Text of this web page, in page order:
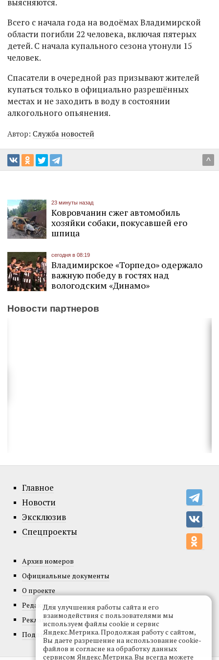
Всего с начала года на водоёмах Владимирской
области погибли 22 человека, включая пятерых
детей. С начала купального сезона утонули 15
человек.
Спасатели в очередной раз призывают жителей
купаться только в официально разрешённых
местах и не заходить в воду в состоянии
алкогольного опьянения.
Автор: Служба новостей
^
23 минуты назад
Ковровчанин сжег автомобиль
хозяйки собаки, покусавшей его
шпица
сегодня в 08:19
Владимирское «Торпедо» одержало
важную победу в гостях над
вологодским «Динамо»
Новости партнеров
Главное
Новости
Эксклюзив
Спецпроекты
Архив номеров
Официальные документы
О проекте
Редакция
Реклама
Подписка
Для улучшения работы сайта и его
взаимодействия с пользователями мы
используем файлы cookie и сервис
Яндекс.Метрика. Продолжая работу с сайтом,
Вы даете разрешение на использование cookie-
файлов и согласие на обработку данных
сервисом Яндекс.Метрика. Вы всегда можете